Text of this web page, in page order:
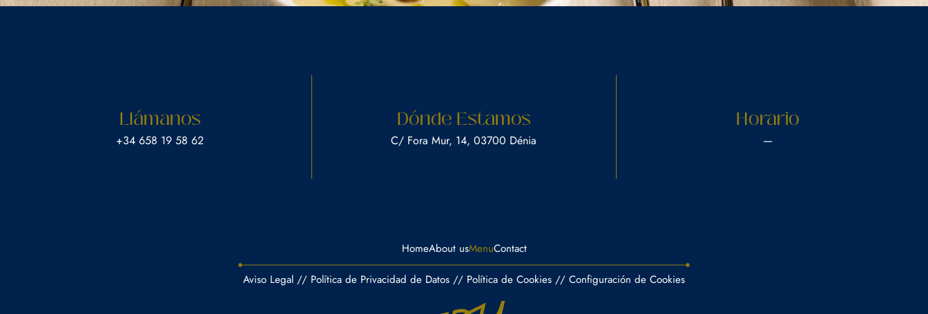
Llámanos
‎+34 658 19 58 62
Dónde Estamos
C/ Fora Mur, 14, 03700 Dénia
Horario
----
HomeAbout usMenuContact
Aviso Legal // Política de Privacidad de Datos // Política de Cookies // Configuración de Cookies